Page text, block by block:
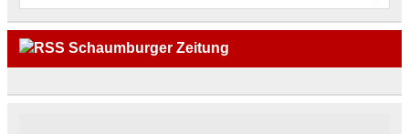
Schaumburger Zeitung